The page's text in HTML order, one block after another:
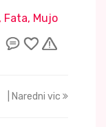
Fata, Mujo
| Naredni vic